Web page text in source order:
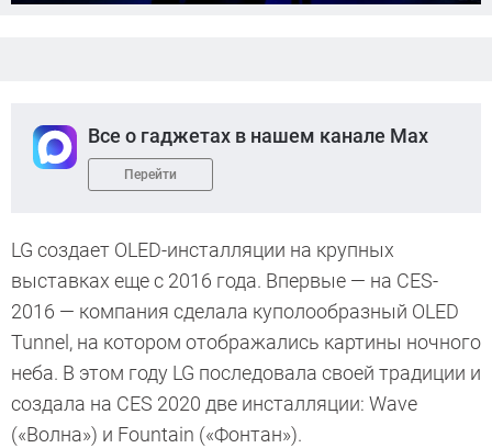
Все о гаджетах в нашем канале Max
Перейти
LG создает OLED-инсталляции на крупных
выставках еще с 2016 года. Впервые — на CES-
2016 — компания сделала куполообразный OLED
Tunnel, на котором отображались картины ночного
неба. В этом году LG последовала своей традиции и
создала на CES 2020 две инсталляции: Wave
(«Волна») и Fountain («Фонтан»).